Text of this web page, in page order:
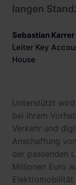
langen
Sebastian Karrer
Leiter Key
House
Unterstützt
bei ihrem
Verkehr und
Anschaffung
der passenden
Millionen Euro
Elektromobilität